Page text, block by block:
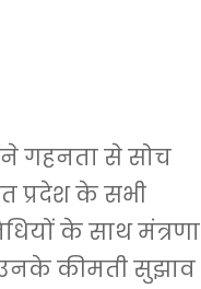
गहनता से सोच
प्रदेश के सभी
के साथ मंत्रणा
उनके कीमती सुझाव